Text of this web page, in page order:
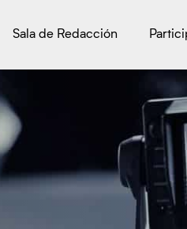
Sala de Redacción